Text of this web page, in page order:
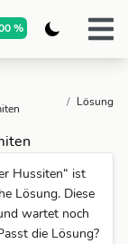
%
/ Lösung
Hussiten“ ist
Lösung. Diese
wartet noch
die Lösung?